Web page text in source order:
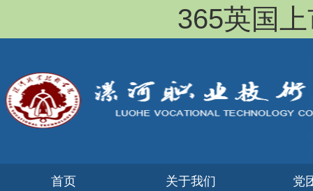
365英国
首页 ​关于我们 党